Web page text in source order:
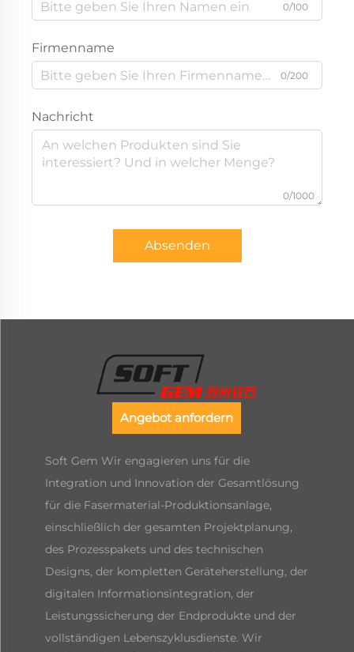
0/100
Firmenname
0/200
Nachricht
0/1000
Absenden
Angebot anfordern
Soft Gem Wir engagieren uns für die
Integration und Innovation der Gesamtlösung
für die Fasermaterial-Produktionsanlage,
einschließlich der gesamten Projektplanung,
des Prozesspakets und des technischen
Designs, der kompletten Geräteherstellung, der
digitalen Informationsintegration, der
Leistungssicherung der Endprodukte und der
vollständigen Lebenszyklusdienste. Wir